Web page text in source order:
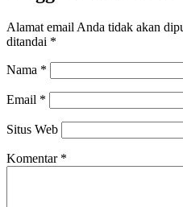
Alamat email Anda tidak akan
ditandai *
Nama *
Email *
Situs Web
Komentar *